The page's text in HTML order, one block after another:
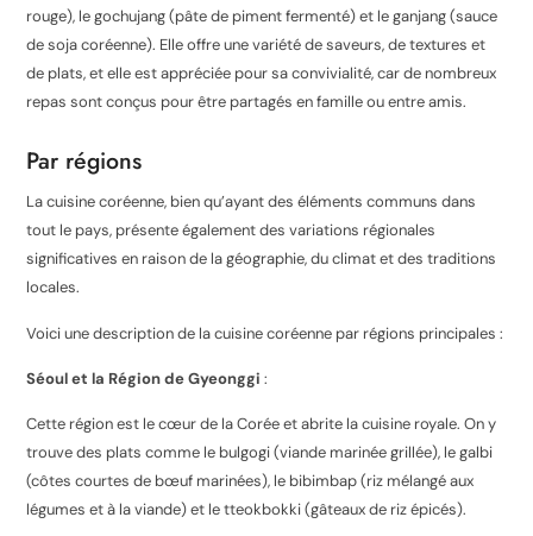
rouge), le gochujang (pâte de piment fermenté) et le ganjang (sauce
de soja coréenne). Elle offre une variété de saveurs, de textures et
de plats, et elle est appréciée pour sa convivialité, car de nombreux
repas sont conçus pour être partagés en famille ou entre amis.
Par régions
La cuisine coréenne, bien qu’ayant des éléments communs dans
tout le pays, présente également des variations régionales
significatives en raison de la géographie, du climat et des traditions
locales.
Voici une description de la cuisine coréenne par régions principales :
Séoul et la Région de Gyeonggi :
Cette région est le cœur de la Corée et abrite la cuisine royale. On y
trouve des plats comme le bulgogi (viande marinée grillée), le galbi
(côtes courtes de bœuf marinées), le bibimbap (riz mélangé aux
légumes et à la viande) et le tteokbokki (gâteaux de riz épicés).